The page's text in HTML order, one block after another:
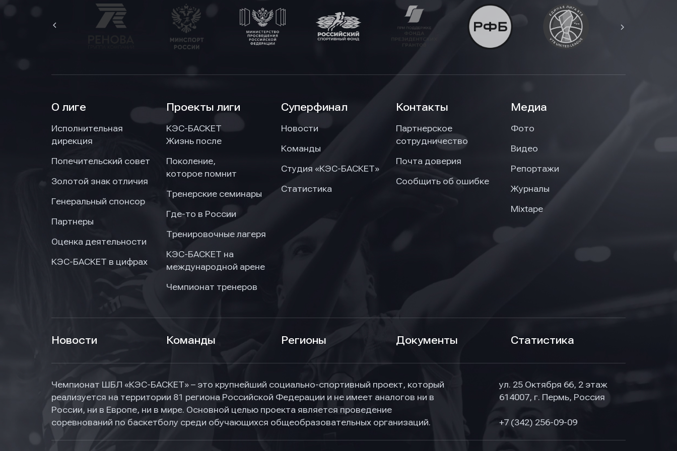
О лиге
Исполнительная
дирекция
Попечительский совет
Золотой знак отличия
Генеральный спонсор
Партнеры
Оценка деятельности
КЭС-БАСКЕТ в цифрах
Проекты лиги
КЭС-БАСКЕТ
Жизнь после
Поколение,
которое помнит
Тренерские семинары
Где-то в России
Тренировочные лагеря
КЭС-БАСКЕТ на
международной арене
Чемпионат тренеров
Суперфинал
Новости
Команды
Студия «КЭС-БАСКЕТ»
Статистика
Контакты
Партнерское
сотрудничество
Почта доверия
Сообщить об ошибке
Медиа
Фото
Видео
Репортажи
Журналы
Mixtape
Новости Команды Регионы Документы Статистика
Чемпионат ШБЛ «КЭС-БАСКЕТ» – это крупнейший социально-спортивный проект, который
реализуется на территории 81 региона Российской Федерации и не имеет аналогов ни в
России, ни в Европе, ни в мире. Основной целью проекта является проведение
соревнований по баскетболу среди обучающихся общеобразовательных организаций.
ул. 25 Октября 66, 2 этаж
614007, г. Пермь, Россия
+7 (342) 256-09-09